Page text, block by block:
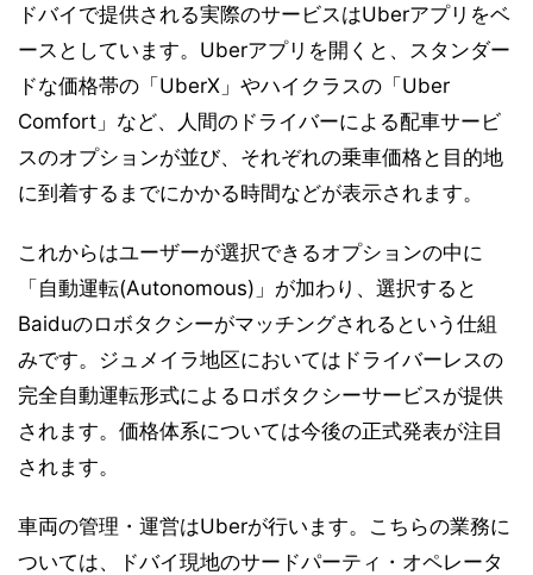
ドバイで提供される実際のサービスはUberアプリをベ
ースとしています。Uberアプリを開くと、スタンダー
ドな価格帯の「UberX」やハイクラスの「Uber
Comfort」など、人間のドライバーによる配車サービ
スのオプションが並び、それぞれの乗車価格と目的地
に到着するまでにかかる時間などが表示されます。
これからはユーザーが選択できるオプションの中に
「自動運転(Autonomous)」が加わり、選択すると
Baiduのロボタクシーがマッチングされるという仕組
みです。ジュメイラ地区においてはドライバーレスの
完全自動運転形式によるロボタクシーサービスが提供
されます。価格体系については今後の正式発表が注目
されます。
車両の管理・運営はUberが行います。こちらの業務に
ついては、ドバイ現地のサードパーティ・オペレータ